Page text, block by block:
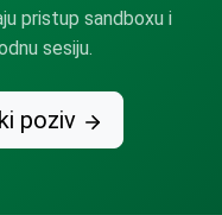
pristup sandboxu i
sesiju.
poziv